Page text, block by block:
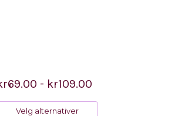
- kr109.00
Velg alternativer